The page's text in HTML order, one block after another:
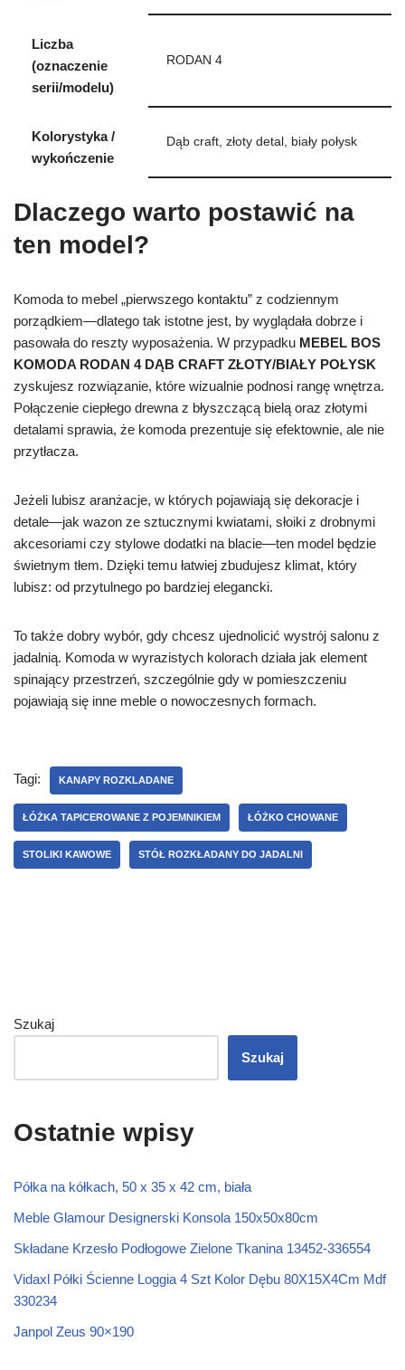
Liczba
(oznaczenie
serii/modelu)
RODAN 4
Kolorystyka /
wykończenie
Dąb craft, złoty detal, biały połysk
Dlaczego warto postawić na
ten model?
Komoda to mebel „pierwszego kontaktu” z codziennym
porządkiem—dlatego tak istotne jest, by wyglądała dobrze i
pasowała do reszty wyposażenia. W przypadku MEBEL BOS
KOMODA RODAN 4 DĄB CRAFT ZŁOTY/BIAŁY POŁYSK
zyskujesz rozwiązanie, które wizualnie podnosi rangę wnętrza.
Połączenie ciepłego drewna z błyszczącą bielą oraz złotymi
detalami sprawia, że komoda prezentuje się efektownie, ale nie
przytłacza.
Jeżeli lubisz aranżacje, w których pojawiają się dekoracje i
detale—jak wazon ze sztucznymi kwiatami, słoiki z drobnymi
akcesoriami czy stylowe dodatki na blacie—ten model będzie
świetnym tłem. Dzięki temu łatwiej zbudujesz klimat, który
lubisz: od przytulnego po bardziej elegancki.
To także dobry wybór, gdy chcesz ujednolicić wystrój salonu z
jadalnią. Komoda w wyrazistych kolorach działa jak element
spinający przestrzeń, szczególnie gdy w pomieszczeniu
pojawiają się inne meble o nowoczesnych formach.
Tagi: KANAPY ROZKLADANE
ŁÓŻKA TAPICEROWANE Z POJEMNIKIEM ŁÓŻKO CHOWANE
STOLIKI KAWOWE STÓŁ ROZKŁADANY DO JADALNI
Szukaj
Szukaj
Ostatnie wpisy
Półka na kółkach, 50 x 35 x 42 cm, biała
Meble Glamour Designerski Konsola 150x50x80cm
Składane Krzesło Podłogowe Zielone Tkanina 13452-336554
Vidaxl Półki Ścienne Loggia 4 Szt Kolor Dębu 80X15X4Cm Mdf
330234
Janpol Zeus 90×190